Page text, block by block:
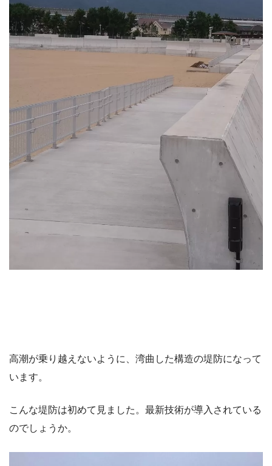
高潮が乗り越えないように、湾曲した構造の堤防になって
います。
こんな堤防は初めて見ました。最新技術が導入されている
のでしょうか。